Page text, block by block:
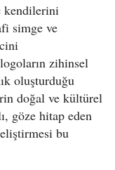
kendilerini
simge ve
zihinsel
oluşturduğu
doğal ve kültürel
göze hitap eden
bu